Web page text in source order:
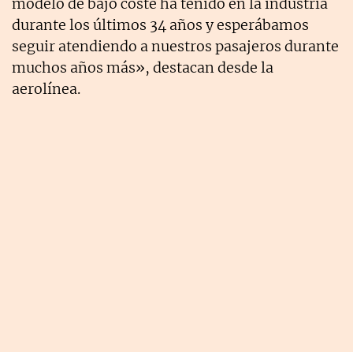
durante los últimos 34 años y esperábamos
seguir atendiendo a nuestros pasajeros durante
muchos años más», destacan desde la
aerolínea.